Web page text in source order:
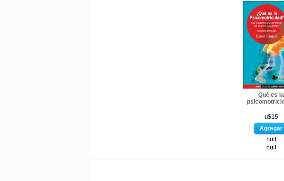
Qué es la
u$15
null
null